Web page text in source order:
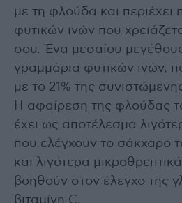
με τη φλούδα και περιέχει
φυτικών ινών που
σου. Ένα μεσαίου
γραμμάρια φυτικών ινών,
με το 21% της
Η αφαίρεση της φλούδας
έχει ως αποτέλεσμα
που ελέγχουν το σάκχαρο
και λιγότερα
βοηθούν στον έλεγχο της
βιταμίνη C.